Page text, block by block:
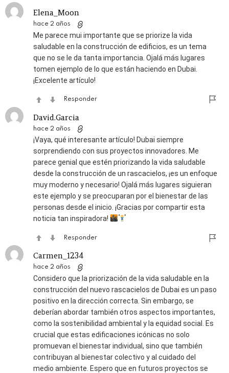
Elena_Moon
hace 2 años
Me parece mui importante que se priorize la vida
saludable en la construcción de edificios, es un tema
que no se le da tanta importancia. Ojalá más lugares
tomen ejemplo de lo que están haciendo en Dubai.
¡Excelente artículo!
Responder
David.Garcia
hace 2 años
¡Vaya, qué interesante artículo! Dubai siempre
sorprendiendo con sus proyectos innovadores. Me
parece genial que estén priorizando la vida saludable
desde la construcción de un rascacielos, ¡es un enfoque
muy moderno y necesario! Ojalá más lugares siguieran
este ejemplo y se preocuparan por el bienestar de las
personas desde el inicio. ¡Gracias por compartir esta
noticia tan inspiradora!
Responder
Carmen_1234
hace 2 años
Considero que la priorización de la vida saludable en la
construcción del nuevo rascacielos de Dubai es un paso
positivo en la dirección correcta. Sin embargo, se
deberían abordar también otros aspectos importantes,
como la sostenibilidad ambiental y la equidad social. Es
crucial que estas edificaciones icónicas no solo
promuevan el bienestar individual, sino que también
contribuyan al bienestar colectivo y al cuidado del
medio ambiente. Espero que en futuros proyectos se